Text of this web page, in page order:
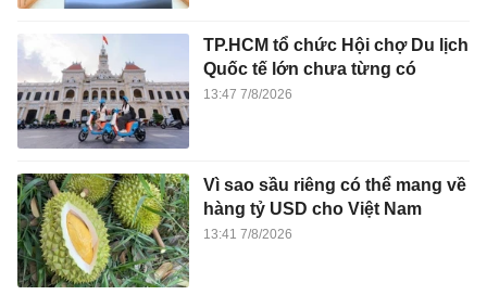
TP.HCM tổ chức Hội chợ Du lịch
Quốc tế lớn chưa từng có
13:47 7/8/2026
Vì sao sầu riêng có thể mang về
hàng tỷ USD cho Việt Nam
13:41 7/8/2026